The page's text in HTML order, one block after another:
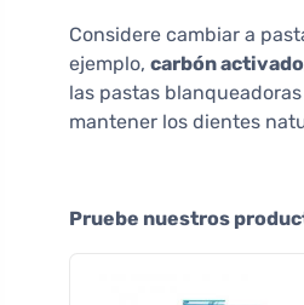
Considere cambiar a
ejemplo, carbón
las pastas
mantener los dientes
Pruebe nuestros